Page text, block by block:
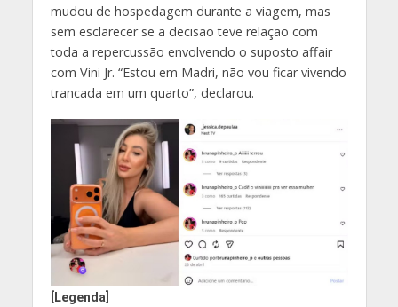
mudou de hospedagem durante a viagem, mas
sem esclarecer se a decisão teve relação com
toda a repercussão envolvendo o suposto affair
com Vini Jr. “Estou em Madri, não vou ficar vivendo
trancada em um quarto”, declarou.
[Legenda]